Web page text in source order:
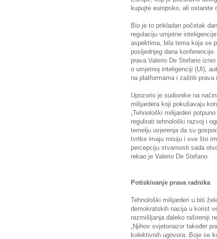
kupujte europsko, ali ostanite
Bio je to prikladan početak
regulaciju umjetne
aspektima, bila tema koja se
posljednjeg dana
prava Valerio De Stefano
o umjetnoj inteligenciji (UI),
na platformama i zaštiti prava
Upozorio je sudionike na
milijardera koji pokušavaju
„Tehnološki milijarderi
regulirati tehnološki razvoj i
temelju uvjerenja da su
tvrtke imaju misiju i sve što
percepciju stvarnosti sada
rekao je Valerio De Stefano.
Potiskivanje prava radnika
Tehnološki milijarderi u biti
demokratskih nacija u korist
razmišljanja daleko rašireniji
„Njihov svjetonazor također
kolektivnih ugovora. Boje se